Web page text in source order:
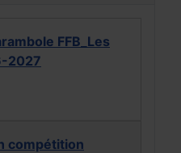
FFB_Les
2027
compétition